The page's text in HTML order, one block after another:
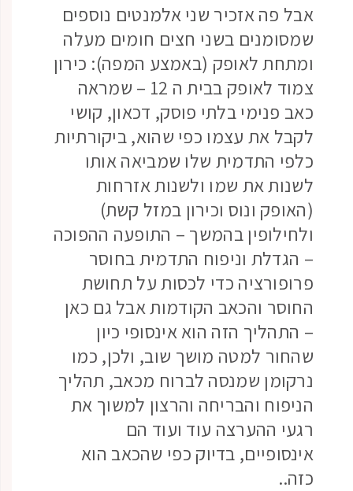
אבל פה אזכיר שני אלמנטים נוספים
שמסומנים בשני חצים חומים מעלה
ומתחת לאופק (באמצע המפה): כירון
צמוד לאופק בבית ה 12 – שמראה
כאב פנימי בלתי פוסק, דכאון, קושי
לקבל את עצמו כפי שהוא, ביקורתיות
כלפי התדמית שלו שמביאה אותו
לשנות את שמו ולשנות אזרחות
(האופק ונוס וכירון במזל קשת)
ולחילופין בהמשך – התופעה ההפוכה
– הגדלת וניפוח התדמית בחוסר
פרופורציה כדי לכסות על תחושת
החוסר והכאב הקודמות אבל גם כאן
– התהליך הזה הוא אינסופי כיון
שהחור למטה מושך שוב, ולכן, כמו
נרקומן שמנסה לברוח מכאב, תהליך
הניפוח והבריחה והרצון למשוך את
רגעי ההערצה עוד ועוד הם
אינסופיים, בדיוק כפי שהכאב הוא
כזה..